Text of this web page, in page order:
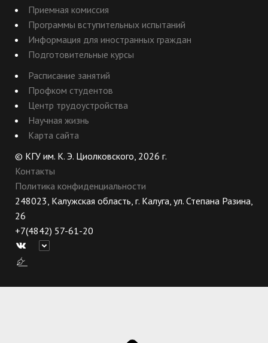
Приемная комиссия
Программы вступительных испытаний
Информация для иностранных граждан
Подготовительные курсы
Расписание занятий
Профком студентов
Центр трудоустройства
Научная жизнь
Карта сайта
© КГУ им. К. Э. Циолковского, 2026 г.
Контакты
Политика конфиденциальности
248023, Калужская область, г. Калуга, ул. Степана Разина,
26
+7(4842) 57-61-20